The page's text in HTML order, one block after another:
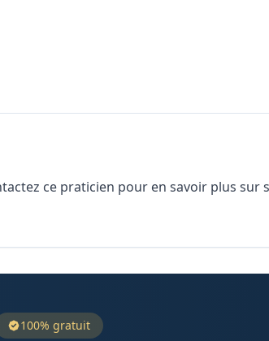
ce praticien pour en savoir plus
100% gratuit